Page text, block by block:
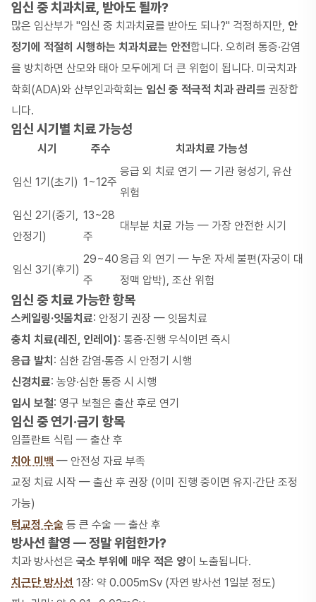
임신 중 치과치료, 받아도 될까?
많은 임산부가 "임신 중 치과치료를 받아도 되나?" 걱정하지만, 안
정기에 적절히 시행하는 치과치료는 안전합니다. 오히려 통증·감염
을 방치하면 산모와 태아 모두에게 더 큰 위험이 됩니다. 미국치과
학회(ADA)와 산부인과학회는 임신 중 적극적 치과 관리 를 권장합
니다.
임신 시기별 치료 가능성
시기 주수 치과치료 가능성
임신 1기(초기) 1~12주
응급 외 치료 연기 — 기관 형성기, 유산
위험
임신 2기(중기,
안정기)
13~28
주
대부분 치료 가능 — 가장 안전한 시기
임신 3기(후기)
29~40
주
응급 외 연기 — 누운 자세 불편(자궁이 대
정맥 압박), 조산 위험
임신 중 치료 가능한 항목
스케일링·잇몸치료: 안정기 권장 — 잇몸치료
충치 치료(레진, 인레이): 통증·진행 우식이면 즉시
응급 발치 : 심한 감염·통증 시 안정기 시행
신경치료: 농양·심한 통증 시 시행
임시 보철: 영구 보철은 출산 후로 연기
임신 중 연기·금기 항목
임플란트 식립 — 출산 후
치아 미백 — 안전성 자료 부족
교정 치료 시작 — 출산 후 권장 (이미 진행 중이면 유지·간단 조정
가능)
턱교정 수술 등 큰 수술 — 출산 후
방사선 촬영 — 정말 위험한가?
치과 방사선은 국소 부위에 매우 적은 양이 노출됩니다.
치근단 방사선 1장: 약 0.005mSv (자연 방사선 1일분 정도)